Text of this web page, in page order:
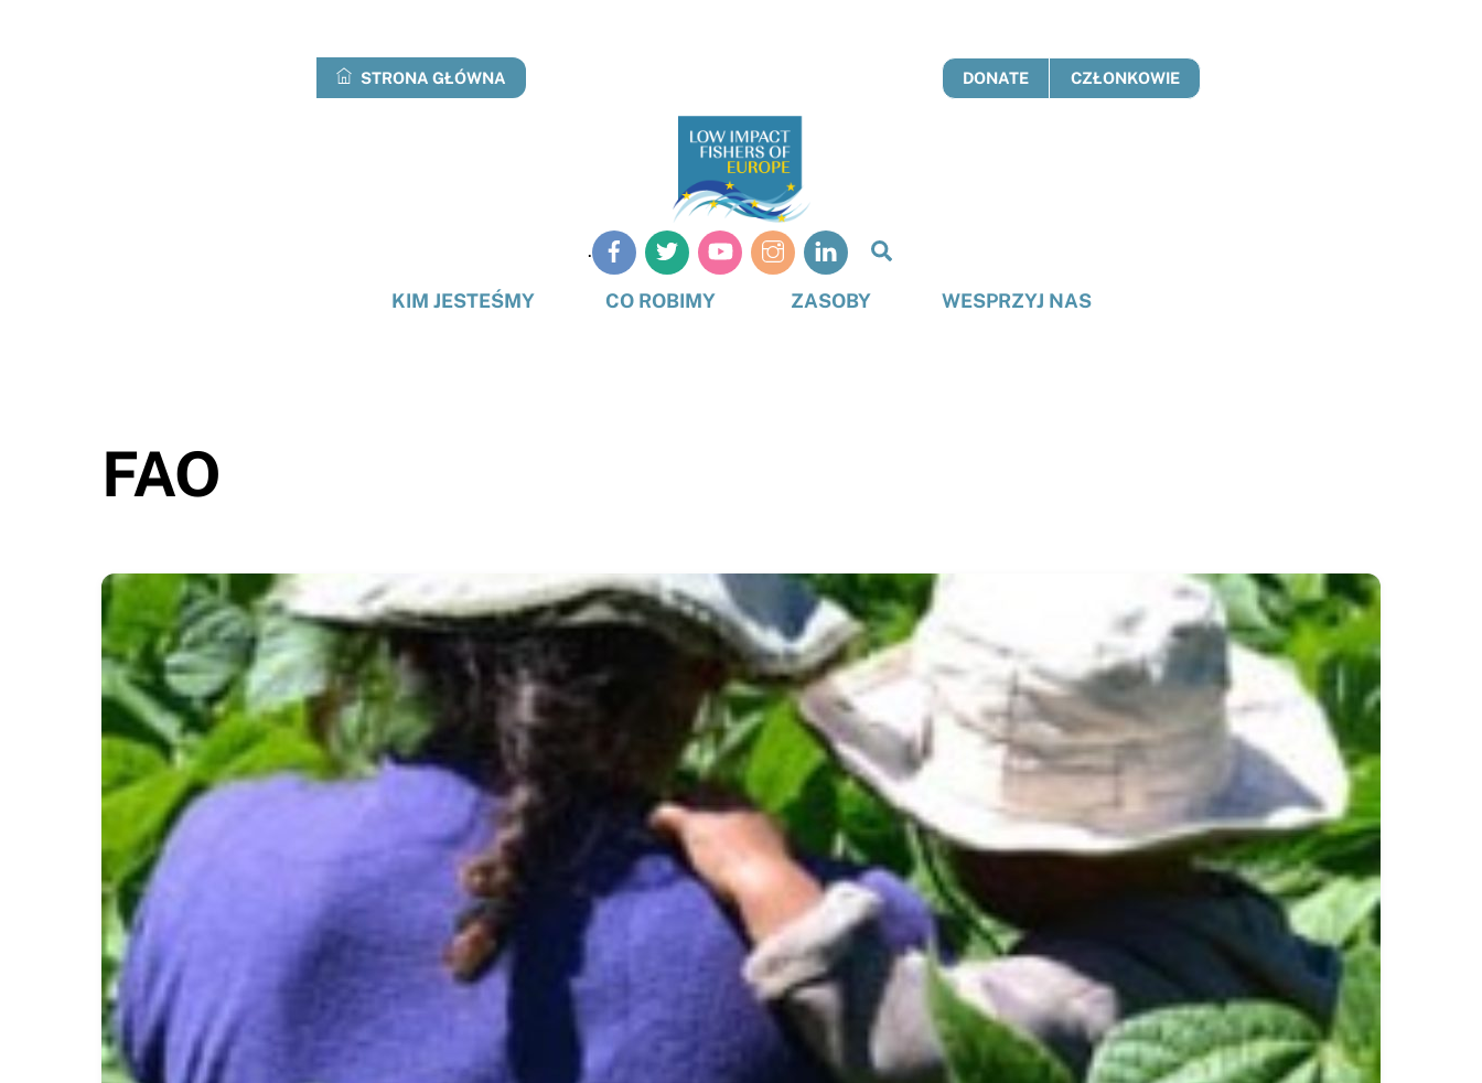
STRONA GŁÓWNA DONATE CZŁONKOWIE
.
stronie
KIM JESTEŚMY CO ROBIMY ZASOBY WESPRZYJ NAS
FAO